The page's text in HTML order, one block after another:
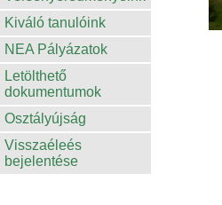
Kiváló tanulóink
NEA Pályázatok
Letölthető
dokumentumok
Osztályújság
Visszaéleés
bejelentése